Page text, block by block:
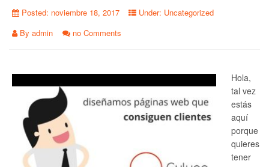
Posted: noviembre 18, 2017 Under: Uncategorized
By admin no Comments
Hola,
tal vez
estás
aquí
porque
quieres
tener